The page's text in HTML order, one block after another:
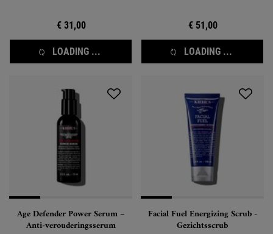
€ 31,00
LOADING ...
€ 51,00
LOADING ...
Age Defender Power Serum –
Anti-verouderingsserum
Facial Fuel Energizing Scrub -
Gezichtsscrub